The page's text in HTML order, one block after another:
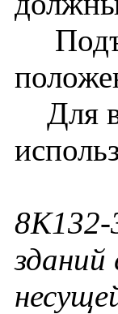
Для
8К132-